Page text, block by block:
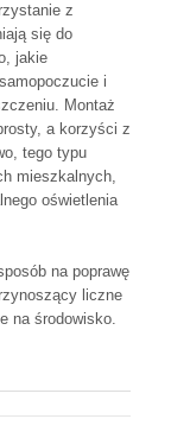
z
się do
jakie
i
Montaż
a korzyści z
tego typu
mieszkalnych,
oświetlenia
na poprawę
liczne
na środowisko.